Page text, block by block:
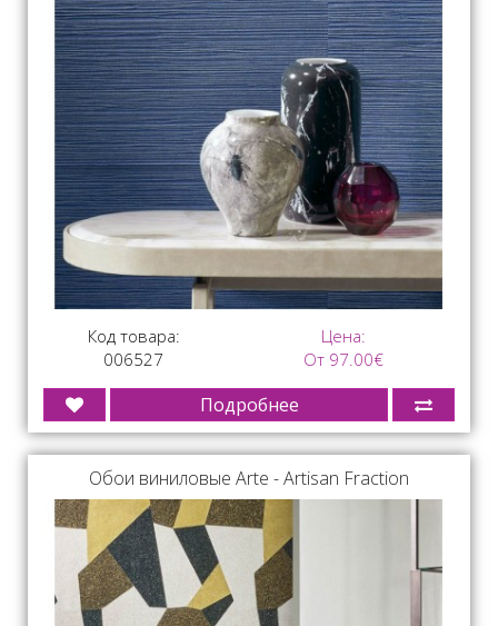
Код товара:
006527
Цена:
От 97.00€
Подробнее
Обои виниловые Arte - Artisan Fraction